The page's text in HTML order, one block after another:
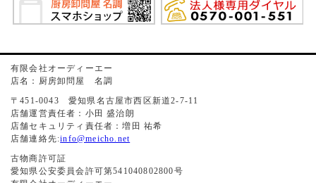
有限会社オーディーエー
店名：厨房卸問屋 名調
〒451-0043 愛知県名古屋市西区新道2-7-11
店舗運営責任者：小田 盛治朗
店舗セキュリティ責任者：増田 祐希
店舗連絡先:info@meicho.net
古物商許可証
愛知県公安委員会許可第541040802800号